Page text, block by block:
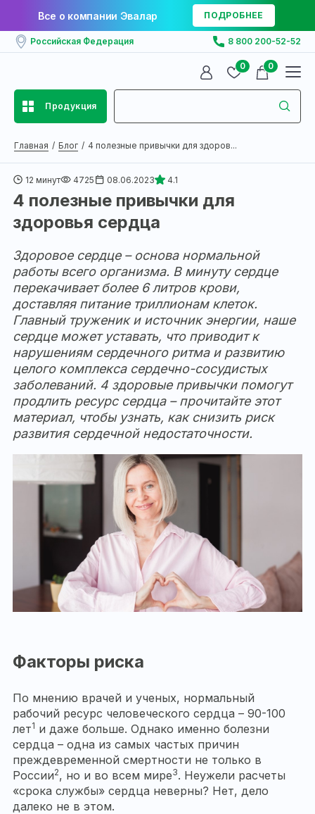
Все о компании Эвалар ПОДРОБНЕЕ
Российская Федерация 8 800 200-52-52
0 0
Продукция
Главная Блог 4 полезные привычки для здоров...
12 минут 4725 08.06.2023 4.1
4 полезные привычки для
здоровья сердца
Здоровое сердце – основа нормальной
работы всего организма. В минуту сердце
перекачивает более 6 литров крови,
доставляя питание триллионам клеток.
Главный труженик и источник энергии, наше
сердце может уставать, что приводит к
нарушениям сердечного ритма и развитию
целого комплекса сердечно-сосудистых
заболеваний. 4 здоровые привычки помогут
продлить ресурс сердца – прочитайте этот
материал, чтобы узнать, как снизить риск
развития сердечной недостаточности.
Факторы риска
По мнению врачей и ученых, нормальный
рабочий ресурс человеческого сердца – 90-100
лет1 и даже больше. Однако именно болезни
сердца – одна из самых частых причин
преждевременной смертности не только в
России2, но и во всем мире3. Неужели расчеты
«срока службы» сердца неверны? Нет, дело
далеко не в этом.